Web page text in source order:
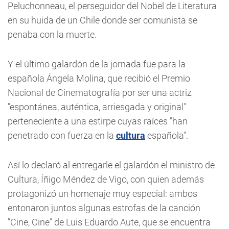
Peluchonneau, el perseguidor del Nobel de Literatura
en su huida de un Chile donde ser comunista se
penaba con la muerte.
Y el último galardón de la jornada fue para la
española Ángela Molina, que recibió el Premio
Nacional de Cinematografía por ser una actriz
"espontánea, auténtica, arriesgada y original"
perteneciente a una estirpe cuyas raíces "han
penetrado con fuerza en la cultura española".
Así lo declaró al entregarle el galardón el ministro de
Cultura, Íñigo Méndez de Vigo, con quien además
protagonizó un homenaje muy especial: ambos
entonaron juntos algunas estrofas de la canción
"Cine, Cine" de Luis Eduardo Aute, que se encuentra